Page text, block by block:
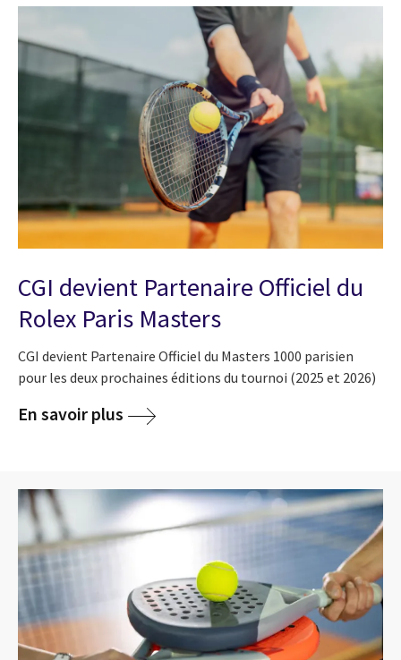
CGI devient Partenaire Officiel du
Rolex Paris Masters
CGI devient Partenaire Officiel du Masters 1000 parisien
pour les deux prochaines éditions du tournoi (2025 et 2026)
En savoir plus